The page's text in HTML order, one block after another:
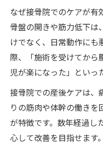
呼吸と体幹ト
る理由
股関節の動き
な理由
用法
矯正に頼らず骨盤
徴
なぜ接骨院でのケアが有
骨盤の開きや筋力低下は
けでなく、日常動作にも
際、「施術を受けてから
児が楽になった」といっ
接骨院での産後ケアは、
りの筋肉や体幹の働き
が特徴です。数年経過し
心して改善を目指せます。